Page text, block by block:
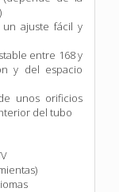
ajuste fácil y
entre 168 y
y del espacio
unos orificios
del tubo